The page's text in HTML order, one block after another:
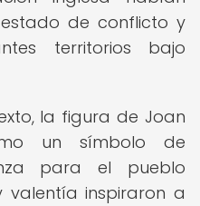
de conflicto y
territorios bajo
la figura de Joan
un símbolo de
para el pueblo
valentía inspiraron a